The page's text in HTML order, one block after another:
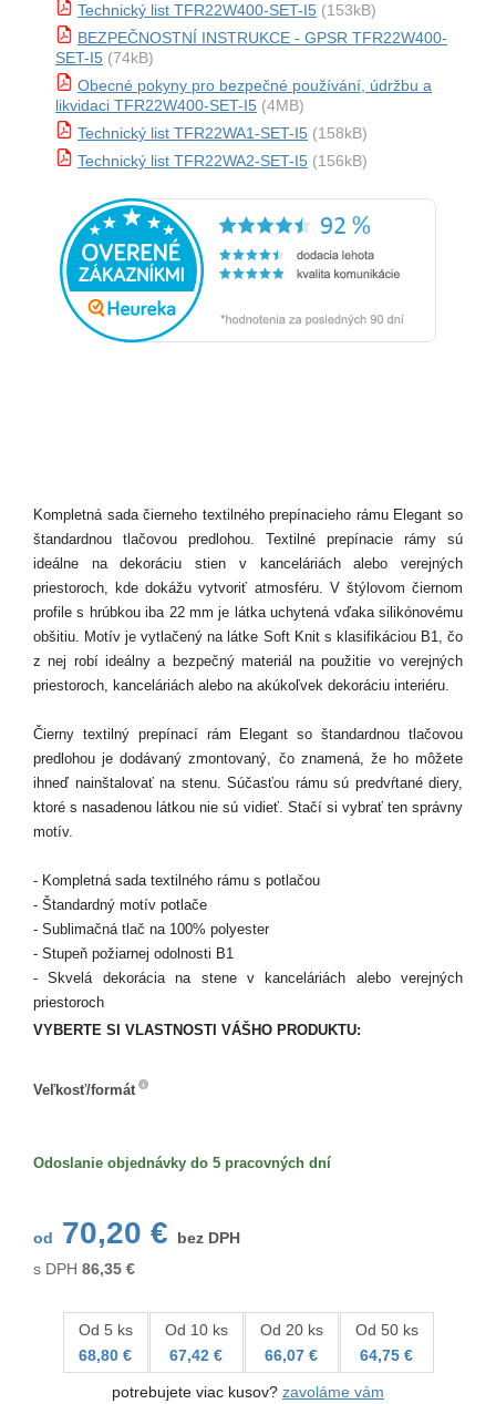
Technický list TFR22W400-SET-I5 (153kB)
BEZPEČNOSTNÍ INSTRUKCE - GPSR TFR22W400-
SET-I5 (74kB)
Obecné pokyny pro bezpečné používání, údržbu a
likvidaci TFR22W400-SET-I5 (4MB)
Technický list TFR22WA1-SET-I5 (158kB)
Technický list TFR22WA2-SET-I5 (156kB)
Kompletná sada čierneho textilného prepínacieho rámu Elegant so
štandardnou tlačovou predlohou. Textilné prepínacie rámy sú
ideálne na dekoráciu stien v kanceláriách alebo verejných
priestoroch, kde dokážu vytvoriť atmosféru. V štýlovom čiernom
profile s hrúbkou iba 22 mm je látka uchytená vďaka silikónovému
obšitiu. Motív je vytlačený na látke Soft Knit s klasifikáciou B1, čo
z nej robí ideálny a bezpečný materiál na použitie vo verejných
priestoroch, kanceláriách alebo na akúkoľvek dekoráciu interiéru.
Čierny textilný prepínací rám Elegant so štandardnou tlačovou
predlohou je dodávaný zmontovaný, čo znamená, že ho môžete
ihneď nainštalovať na stenu. Súčasťou rámu sú predvŕtané diery,
ktoré s nasadenou látkou nie sú vidieť. Stačí si vybrať ten správny
motív.
- Kompletná sada textilného rámu s potlačou
- Štandardný motív potlače
- Sublimačná tlač na 100% polyester
- Stupeň požiarnej odolnosti B1
- Skvelá dekorácia na stene v kanceláriách alebo verejných
priestoroch
VYBERTE SI VLASTNOSTI VÁŠHO PRODUKTU:
Veľkosť/formát
Odoslanie objednávky do 5 pracovných dní
od 70,20 €
bez DPH
s DPH 86,35 €
Od 5 ks
68,80 €
Od 10 ks
67,42 €
Od 20 ks
66,07 €
Od 50 ks
64,75 €
potrebujete viac kusov? zavoláme vám